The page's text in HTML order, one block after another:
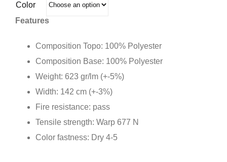
Color
Features
Composition Topo: 100% Polyester
Composition Base: 100% Polyester
Weight: 623 gr/lm (+-5%)
Width: 142 cm (+-3%)
Fire resistance: pass
Tensile strength: Warp 677 N
Color fastness: Dry 4-5